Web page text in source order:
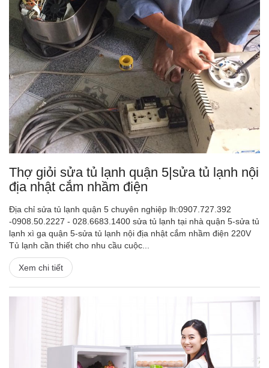
Thợ giỏi sửa tủ lạnh quận 5|sửa tủ lạnh nội
địa nhật cắm nhầm điện
Địa chỉ sửa tủ lạnh quận 5 chuyên nghiệp lh:0907.727.392
-0908.50.2227 - 028.6683.1400 sửa tủ lạnh tại nhà quận 5-sửa tủ
lạnh xì ga quận 5-sửa tủ lạnh nội địa nhật cắm nhầm điện 220V
Tủ lạnh cần thiết cho nhu cầu cuộc...
Xem chi tiết